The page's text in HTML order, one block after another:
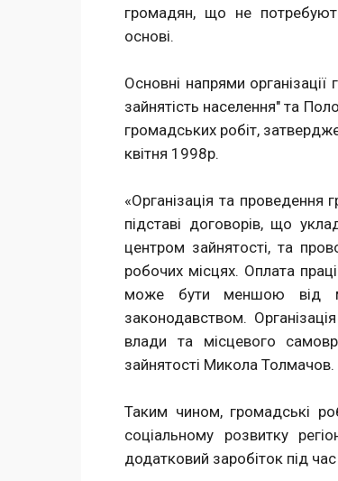
громадян, що не потребують
основі.
Основні напрями
зайнятість населення" та
громадських робіт,
квітня 1998р.
«Організація та проведення
підставі договорів, що
центром зайнятості, та
робочих місцях. Оплата
може бути меншою від
законодавством.
влади та місцевого
зайнятості Микола Толмачов.
Таким чином, громадські
соціальному розвитку
додатковий заробіток під